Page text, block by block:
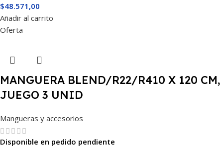
$48.571,00
Añadir al carrito
Oferta
MANGUERA BLEND/R22/R410 X 120 CM,
JUEGO 3 UNID
Mangueras y accesorios
Disponible en pedido pendiente